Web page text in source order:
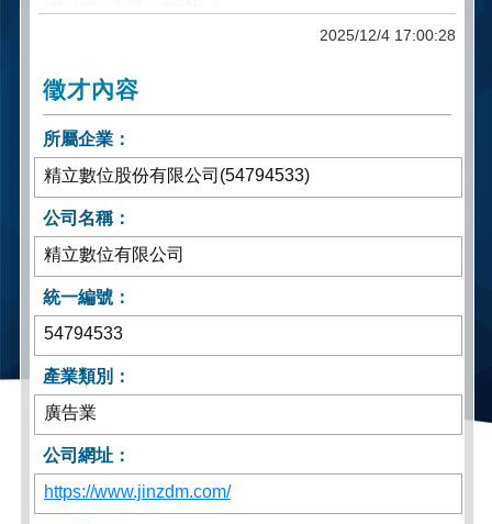
2025/12/4 17:00:28
徵才內容
所屬企業：
精立數位股份有限公司(54794533)
公司名稱：
精立數位有限公司
統一編號：
54794533
產業類別：
廣告業
公司網址：
https://www.jinzdm.com/